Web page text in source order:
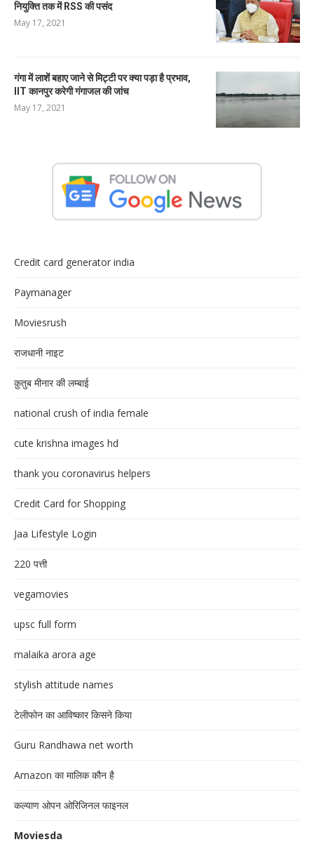
नियुक्ति तक में RSS की पसंद
May 17, 2021
गंगा में लाशें बहाए जाने से मिट्टी पर क्या पड़ा है प्रभाव,
IIT कानपुर करेगी गंगाजल की जांच
May 17, 2021
Credit card generator india
Paymanager
Moviesrush
राजधानी नाइट
क़ुतुब मीनार की लम्बाई
national crush of india female
cute krishna images hd
thank you coronavirus helpers
Credit Card for Shopping
Jaa Lifestyle Login
220 पत्ती
vegamovies
upsc full form
malaika arora age
stylish attitude names
टेलीफोन का आविष्कार किसने किया
Guru Randhawa net worth
Amazon का मालिक कौन है
कल्याण ओपन ओरिजिनल फाइनल
Moviesda